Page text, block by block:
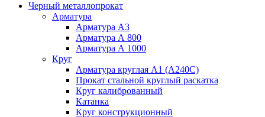
Черный металлопрокат
Арматура
Арматура А3
Арматура А 800
Арматура А 1000
Круг
Арматура круглая А1 (А240C)
Прокат стальной круглый раскатка
Круг калиброванный
Катанка
Круг конструкционный